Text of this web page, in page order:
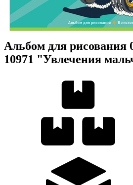
Альбом для рисования
10971 "Увлечения